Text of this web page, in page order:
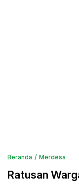
Beranda Merdesa
Ratusan